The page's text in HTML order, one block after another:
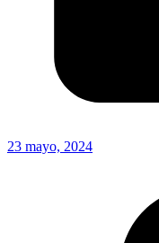
23 mayo, 2024